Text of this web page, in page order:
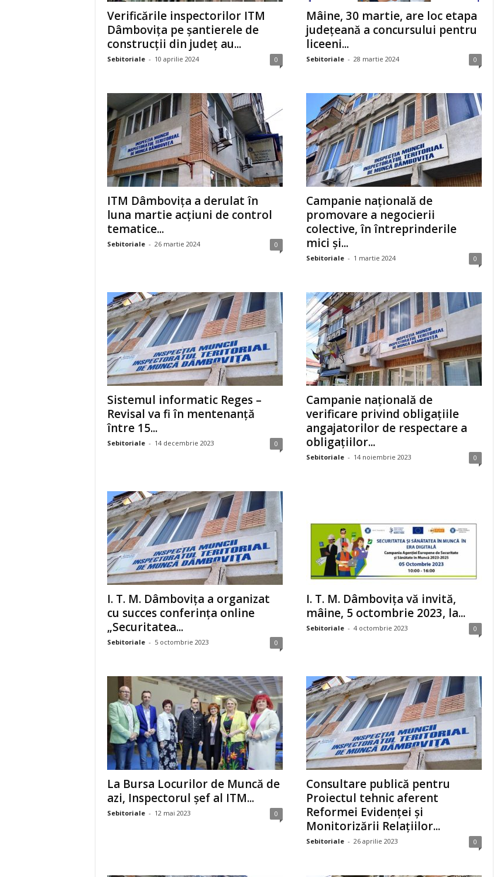
Verificările inspectorilor ITM
Dâmbovița pe șantierele de
construcții din județ au...
Sebitoriale - 10 aprilie 2024 0
Mâine, 30 martie, are loc etapa
județeană a concursului pentru
liceeni...
Sebitoriale - 28 martie 2024 0
ITM Dâmbovița a derulat în
luna martie acțiuni de control
tematice...
Sebitoriale - 26 martie 2024 0
Campanie națională de
promovare a negocierii
colective, în întreprinderile
mici și...
Sebitoriale - 1 martie 2024 0
Sistemul informatic Reges –
Revisal va fi în mentenanță
între 15...
Sebitoriale - 14 decembrie 2023 0
Campanie națională de
verificare privind obligațiile
angajatorilor de respectare a
obligațiilor...
Sebitoriale - 14 noiembrie 2023 0
I. T. M. Dâmbovița a organizat
cu succes conferința online
„Securitatea...
Sebitoriale - 5 octombrie 2023 0
I. T. M. Dâmbovița vă invită,
mâine, 5 octombrie 2023, la...
Sebitoriale - 4 octombrie 2023 0
La Bursa Locurilor de Muncă de
azi, Inspectorul șef al ITM...
Sebitoriale - 12 mai 2023 0
Consultare publică pentru
Proiectul tehnic aferent
Reformei Evidenței și
Monitorizării Relațiilor...
Sebitoriale - 26 aprilie 2023 0